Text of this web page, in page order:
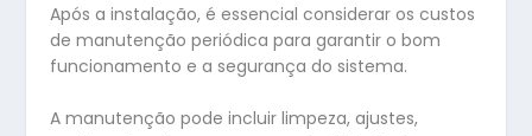
Após a instalação, é essencial considerar os custos
de manutenção periódica para garantir o bom
funcionamento e a segurança do sistema.
A manutenção pode incluir limpeza, ajustes,